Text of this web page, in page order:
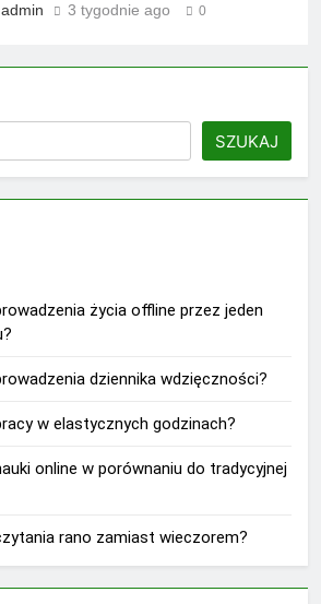
admin 3 tygodnie ago 0
SZUKAJ
życia offline przez jeden
dziennika wdzięczności?
w elastycznych godzinach?
online w porównaniu do tradycyjnej
rano zamiast wieczorem?